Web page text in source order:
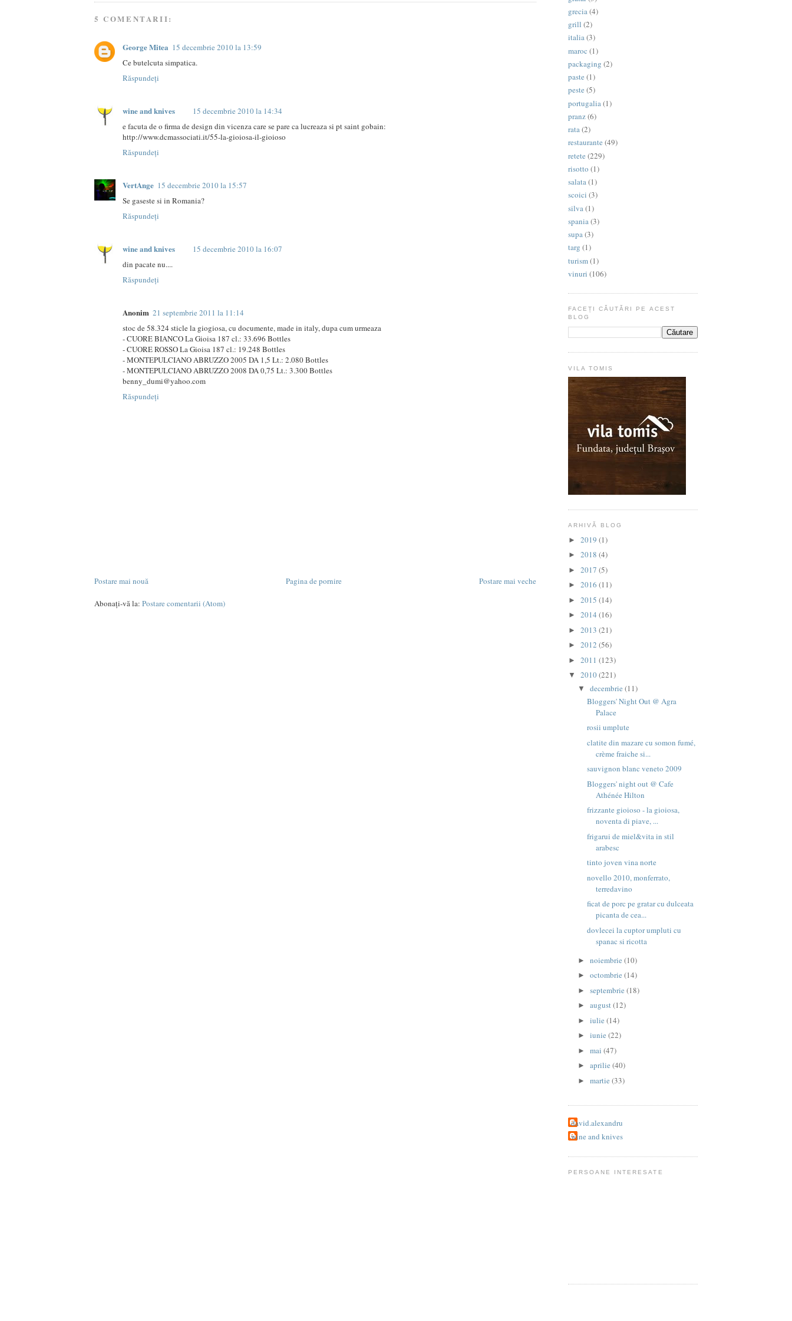
5 COMENTARII:
George Mitea 15 decembrie 2010 la 13:59
Ce butelcuta simpatica.
Răspundeți
wine and knives
15 decembrie 2010 la 14:34
e facuta de o firma de design din vicenza care se pare ca lucreaza si pt saint gobain:
http://www.dcmassociati.it/55-la-gioiosa-il-gioioso
Răspundeți
VertAnge 15 decembrie 2010 la 15:57
Se gaseste si in Romania?
Răspundeți
wine and knives
15 decembrie 2010 la 16:07
din pacate nu....
Răspundeți
Anonim 21 septembrie 2011 la 11:14
stoc de 58.324 sticle la giogiosa, cu documente, made in italy, dupa cum urmeaza
- CUORE BIANCO La Gioisa 187 cl.: 33.696 Bottles
- CUORE ROSSO La Gioisa 187 cl.: 19.248 Bottles
- MONTEPULCIANO ABRUZZO 2005 DA 1,5 Lt.: 2.080 Bottles
- MONTEPULCIANO ABRUZZO 2008 DA 0,75 Lt.: 3.300 Bottles
benny_dumi@yahoo.com
Răspundeți
Postare mai nouă Postare mai veche
Pagina de pornire
Abonați-vă la: Postare comentarii (Atom)
grecia(4)
grill (2)
italia(3)
maroc (1)
packaging (2)
paste (1)
peste (5)
portugalia (1)
pranz(6)
rata(2)
restaurante (49)
retete (229)
risotto (1)
salata(1)
scoici (3)
silva (1)
spania(3)
supa(3)
targ (1)
turism(1)
vinuri (106)
FACEȚI CĂUTĂRI PE ACEST
BLOG
VILA TOMIS
ARHIVĂ BLOG
► 2019 (1)
► 2018 (4)
► 2017 (5)
► 2016 (11)
► 2015 (14)
► 2014 (16)
► 2013 (21)
► 2012 (56)
► 2011 (123)
▼ 2010(221)
▼ decembrie (11)
Bloggers' Night Out @ Agra
Palace
rosii umplute
clatite din mazare cu somon fumé,
crème fraiche si...
sauvignon blanc veneto 2009
Bloggers' night out @ Cafe
Athénée Hilton
frizzante gioioso - la gioiosa,
noventa di piave, ...
frigarui de miel&vita in stil
arabesc
tinto joven vina norte
novello 2010, monferrato,
terredavino
ficat de porc pe gratar cu dulceata
picanta de cea...
dovlecei la cuptor umpluti cu
spanac si ricotta
► noiembrie (10)
► octombrie (14)
► septembrie (18)
► august(12)
► iulie (14)
► iunie (22)
► mai (47)
► aprilie (40)
► martie (33)
david.alexandru
wine and knives
PERSOANE INTERESATE